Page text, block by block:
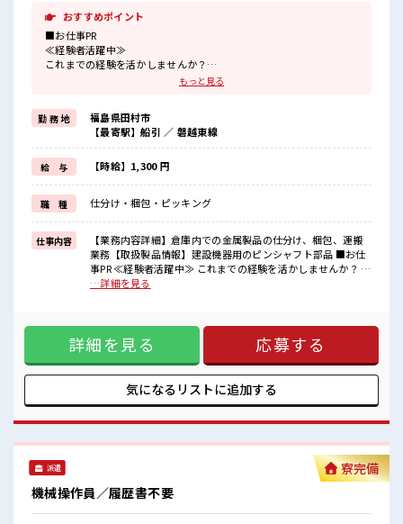
おすすめポイント
■お仕事PR
≪経験者活躍中≫
これまでの経験を活かしませんか？
≪1日1時間程の残業で収入アップ≫
残業は月20時間未満で、
ほどよく稼げます♪
≪ラクラク制服アリ≫
制服があるので、
毎日の服装の悩み解消♪
≪様々なお仕事をご提案≫
一人で悩まず気軽に相談できる、
派遣のお仕事です！
■職場の雰囲気
休憩時間にゆっくりできるスペース完備！
ロッカーあり！
もっと見る
勤 務 地
福島県田村市
【最寄駅】船引 ／ 磐越東線
給 与 【時給】1,300 円
職 種 仕分け・梱包・ピッキング
仕事内容
【業務内容詳細】倉庫内での金属製品の仕分け、梱包、運搬
業務【取扱製品情報】建設機器用のピンシャフト部品 ■お仕
事PR ≪経験者活躍中≫ これまでの経験を活かしませんか？ ブ
ランクがあっても大丈夫♪ 経験はちょっとだけ…という方も
ので、 毎日の服装の悩み解消♪ ≪様々なお仕事をご提案≫ 一
人で悩まず気軽に相談できる、 派遣のお仕事です！ ■職場の
雰囲気 休憩時間にゆっくりできるスペース完備！ ロッカーあ
り！ 安心してお仕事に集中♪ ホドよく残業があるのでホドよ
く働きたい方にオススメ！
…詳細を見る
詳細を見る 応募する
気になるリストに追加する
派遣
機械操作員／履歴書不要
寮完備